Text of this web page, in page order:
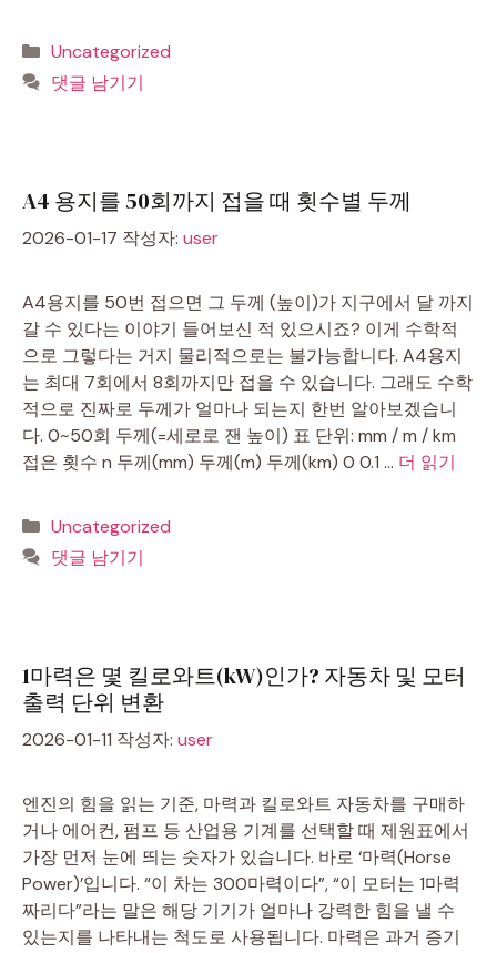
카
테
Uncategorized
댓글 남기기
A4 용지를 50회까지 접을 때 횟수별 두께
2026-01-17 작성자: user
A4용지를 50번 접으면 그 두께 (높이)가 지구에서 달 까지
갈 수 있다는 이야기 들어보신 적 있으시죠? 이게 수학적
으로 그렇다는 거지 물리적으로는 불가능합니다. A4용지
는 최대 7회에서 8회까지만 접을 수 있습니다. 그래도 수학
적으로 진짜로 두께가 얼마나 되는지 한번 알아보겠습니
다. 0~50회 두께(=세로로 잰 높이) 표 단위: mm / m / km
접은 횟수 n 두께(mm) 두께(m) 두께(km) 0 0.1 … 더 읽기
카
테
Uncategorized
댓글 남기기
1마력은 몇 킬로와트(kW)인가? 자동차 및 모터
출력 단위 변환
2026-01-11 작성자: user
엔진의 힘을 읽는 기준, 마력과 킬로와트 자동차를 구매하
거나 에어컨, 펌프 등 산업용 기계를 선택할 때 제원표에서
가장 먼저 눈에 띄는 숫자가 있습니다. 바로 ‘마력(Horse
Power)’입니다. “이 차는 300마력이다”, “이 모터는 1마력
짜리다”라는 말은 해당 기기가 얼마나 강력한 힘을 낼 수
있는지를 나타내는 척도로 사용됩니다. 마력은 과거 증기